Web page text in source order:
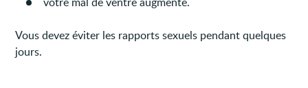
Vous devez éviter les rapports sexuels pendant quelques
jours.